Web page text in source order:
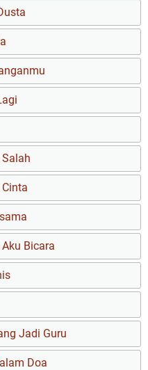
Bicara
Jadi Guru
Doa